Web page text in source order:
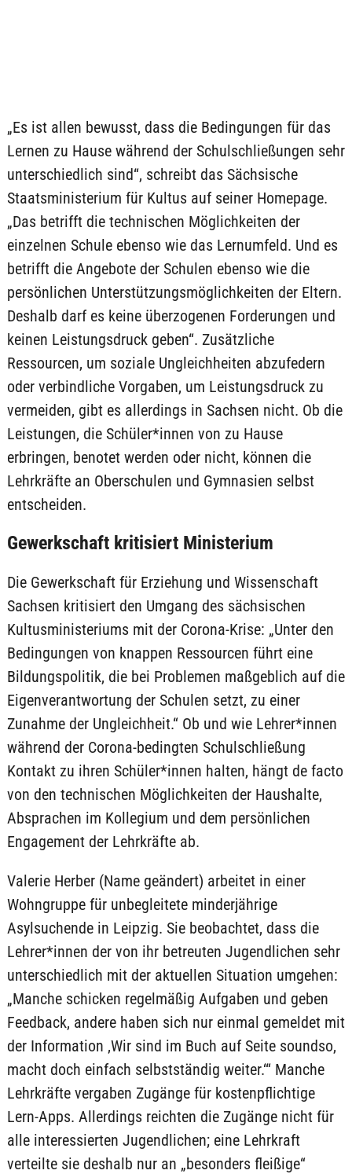
„Es ist allen bewusst, dass die Bedingungen für das
Lernen zu Hause während der Schulschließungen sehr
unterschiedlich sind“, schreibt das Sächsische
Staatsministerium für Kultus auf seiner Homepage.
„Das betrifft die technischen Möglichkeiten der
einzelnen Schule ebenso wie das Lernumfeld. Und es
betrifft die Angebote der Schulen ebenso wie die
persönlichen Unterstützungsmöglichkeiten der Eltern.
Deshalb darf es keine überzogenen Forderungen und
keinen Leistungsdruck geben“. Zusätzliche
Ressourcen, um soziale Ungleichheiten abzufedern
oder verbindliche Vorgaben, um Leistungsdruck zu
vermeiden, gibt es allerdings in Sachsen nicht. Ob die
Leistungen, die Schüler*innen von zu Hause
erbringen, benotet werden oder nicht, können die
Lehrkräfte an Oberschulen und Gymnasien selbst
entscheiden.
Gewerkschaft kritisiert Ministerium
Die Gewerkschaft für Erziehung und Wissenschaft
Sachsen kritisiert den Umgang des sächsischen
Kultusministeriums mit der Corona-Krise: „Unter den
Bedingungen von knappen Ressourcen führt eine
Bildungspolitik, die bei Problemen maßgeblich auf die
Eigenverantwortung der Schulen setzt, zu einer
Zunahme der Ungleichheit.“ Ob und wie Lehrer*innen
während der Corona-bedingten Schulschließung
Kontakt zu ihren Schüler*innen halten, hängt de facto
von den technischen Möglichkeiten der Haushalte,
Absprachen im Kollegium und dem persönlichen
Engagement der Lehrkräfte ab.
Valerie Herber (Name geändert) arbeitet in einer
Wohngruppe für unbegleitete minderjährige
Asylsuchende in Leipzig. Sie beobachtet, dass die
Lehrer*innen der von ihr betreuten Jugendlichen sehr
unterschiedlich mit der aktuellen Situation umgehen:
„Manche schicken regelmäßig Aufgaben und geben
Feedback, andere haben sich nur einmal gemeldet mit
der Information ‚Wir sind im Buch auf Seite soundso,
macht doch einfach selbstständig weiter.‘“ Manche
Lehrkräfte vergaben Zugänge für kostenpflichtige
Lern-Apps. Allerdings reichten die Zugänge nicht für
alle interessierten Jugendlichen; eine Lehrkraft
verteilte sie deshalb nur an „besonders fleißige“